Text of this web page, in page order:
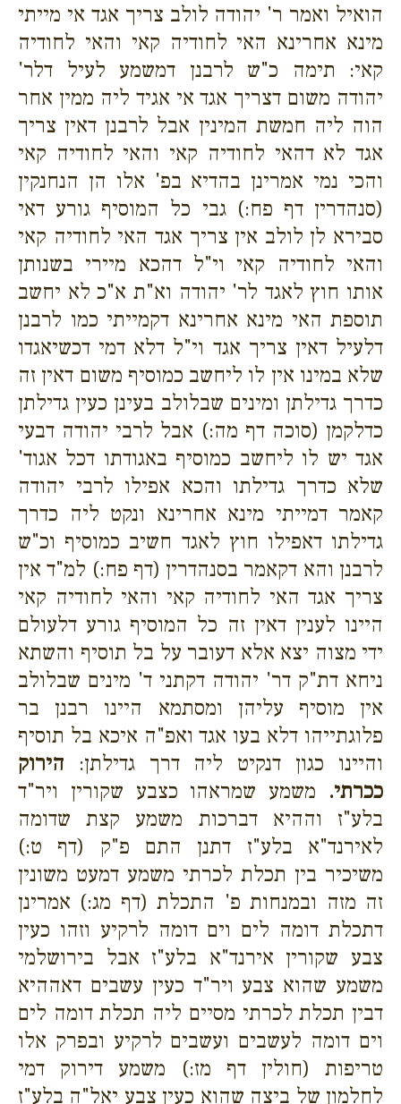
הואיל ואמר ר' יהודה לולב צריך אגד אי מייתי
מינא אחרינא האי לחודיה קאי והאי לחודיה
קאי: תימה כ"ש לרבנן דמשמע לעיל דלר'
יהודה משום דצריך אגד אי אגיד ליה ממין אחר
הוה ליה חמשת המינין אבל לרבנן דאין צריך
אגד לא דהאי לחודיה קאי והאי לחודיה קאי
והכי נמי אמרינן בהדיא בפ' אלו הן הנחנקין
(סנהדרין דף פח:) גבי כל המוסיף גורע דאי
סבירא לן לולב אין צריך אגד האי לחודיה קאי
והאי לחודיה קאי וי"ל דהכא מיירי בשנותן
אותו חוץ לאגד לר' יהודה וא"ת א"כ לא יחשב
תוספת האי מינא אחרינא דקמייתי כמו לרבנן
דלעיל דאין צריך אגד וי"ל דלא דמי דכשיאגדו
שלא במינו אין לו ליחשב כמוסיף משום דאין זה
כדרך גדילתן ומינים שבלולב בעינן כעין גדילתן
כדלקמן (סוכה דף מה:) אבל לרבי יהודה דבעי
אגד יש לו ליחשב כמוסיף באגודתו דכל אגוד'
שלא כדרך גדילתו והכא אפילו לרבי יהודה
קאמר דמייתי מינא אחרינא ונקט ליה כדרך
גדילתו דאפילו חוץ לאגד חשיב כמוסיף וכ"ש
לרבנן והא דקאמר בסנהדרין (דף פח:) למ"ד אין
צריך אגד האי לחודיה קאי והאי לחודיה קאי
היינו לענין דאין זה כל המוסיף גורע דלעולם
ידי מצוה יצא אלא דעובר על בל תוסיף והשתא
ניחא דת"ק דר' יהודה דקתני ד' מינים שבלולב
אין מוסיף עליהן ומסתמא היינו רבנן בר
פלוגתייהו דלא בעו אגד ואפ"ה איכא בל תוסיף
והיינו כגון דנקיט ליה דרך גדילתן: הירוק
ככרתי. משמע שמראהו כצבע שקורין ויר"ד
בלע"ז וההיא דברכות משמע קצת שדומה
לאירנד"א בלע"ז דתנן התם פ"ק (דף ט:)
משיכיר בין תכלת לכרתי משמע דמעט משונין
זה מזה ובמנחות פ' התכלת (דף מג:) אמרינן
דתכלת דומה לים וים דומה לרקיע וזהו כעין
צבע שקורין אירנד"א בלע"ז אבל בירושלמי
משמע שהוא צבע ויר"ד כעין עשבים דאההיא
דבין תכלת לכרתי מסיים ליה תכלת דומה לים
וים דומה לעשבים ועשבים לרקיע ובפרק אלו
טריפות (חולין דף מז:) משמע דירוק דמי
לחלמון של ביצה שהוא כעין צבע יאל"ה בלע"ז